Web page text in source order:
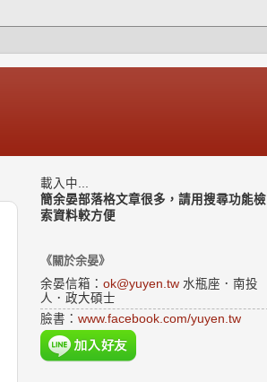
載入中...
簡余晏部落格文章很多，請用搜尋功能檢
索資料較方便
《關於余晏》
余晏信箱： ok@yuyen.tw 水瓶座．南投
人．政大碩士
臉書： www.facebook.com/yuyen.tw